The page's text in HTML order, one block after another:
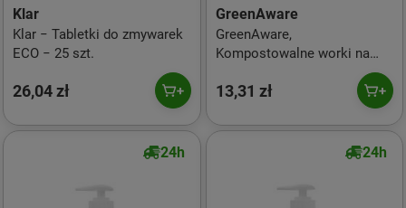
Klar
Klar − Tabletki do zmywarek
ECO − 25 szt.
26,04 zł
GreenAware
GreenAware,
Kompostowalne worki na
13,31 zł
24h 24h